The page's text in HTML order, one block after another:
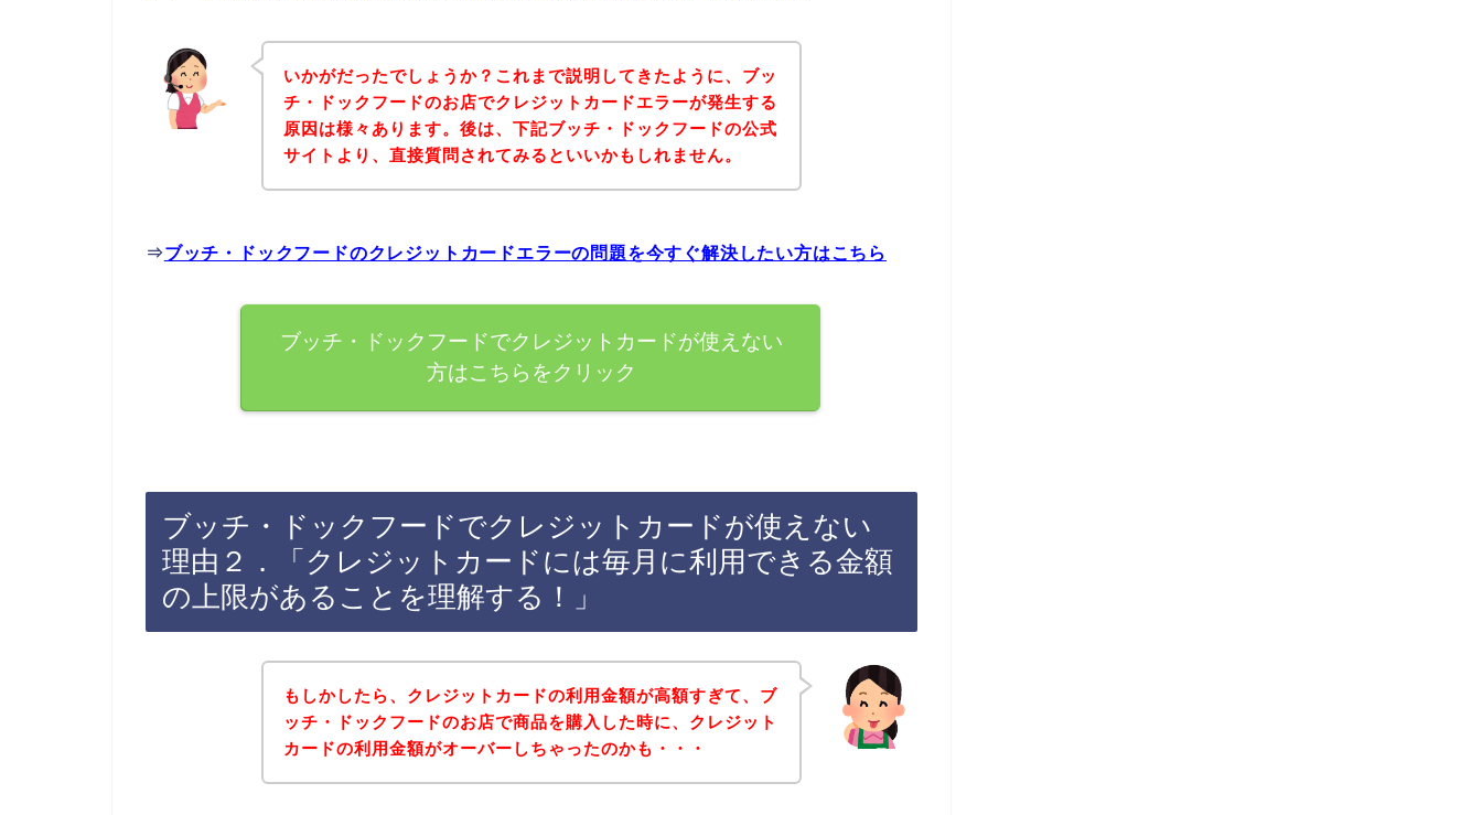
いかがだったでしょうか？これまで説明してきたように、ブッ
チ・ドックフードのお店でクレジットカードエラーが発生する
原因は様々あります。後は、下記ブッチ・ドックフードの公式
サイトより、直接質問されてみるといいかもしれません。
⇒ブッチ・ドックフードのクレジットカードエラーの問題を今すぐ解決したい方はこちら
ブッチ・ドックフードでクレジットカードが使えない
方はこちらをクリック
ブッチ・ドックフードでクレジットカードが使えない
理由２．「クレジットカードには毎月に利用できる金額
の上限があることを理解する！」
もしかしたら、クレジットカードの利用金額が高額すぎて、ブ
ッチ・ドックフードのお店で商品を購入した時に、クレジット
カードの利用金額がオーバーしちゃったのかも・・・